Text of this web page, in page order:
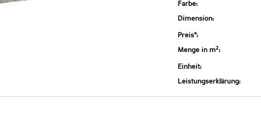
Farbe:
Dimension:
Preis*:
Menge in m2:
Einheit:
Leistungserklärung: